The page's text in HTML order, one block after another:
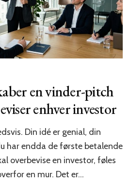
eftermiddag
en vinder-pitch
enhver investor
Din idé er genial, din
har endda de første betalende
overbevise en investor, føles
en mur. Det er…